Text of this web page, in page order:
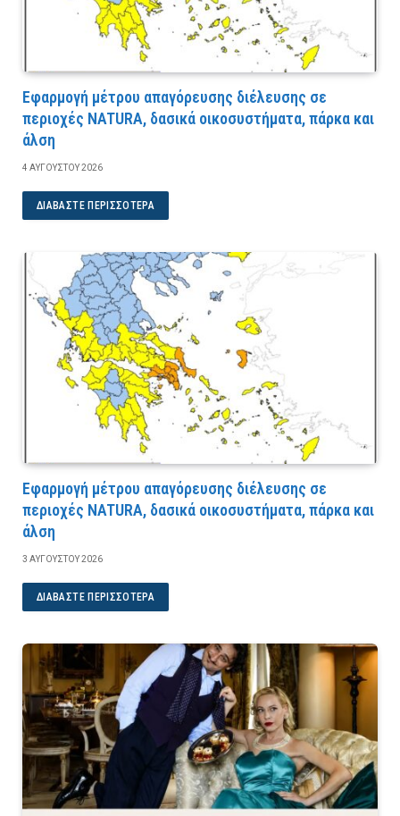
Εφαρμογή μέτρου απαγόρευσης διέλευσης σε
περιοχές NATURA, δασικά οικοσυστήματα, πάρκα και
άλση
4 ΑΥΓΟΎΣΤΟΥ 2026
ΔΙΑΒΆΣΤΕ ΠΕΡΙΣΣΌΤΕΡΑ
Εφαρμογή μέτρου απαγόρευσης διέλευσης σε
περιοχές NATURA, δασικά οικοσυστήματα, πάρκα και
άλση
3 ΑΥΓΟΎΣΤΟΥ 2026
ΔΙΑΒΆΣΤΕ ΠΕΡΙΣΣΌΤΕΡΑ